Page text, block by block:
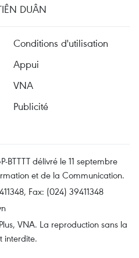
DUÂN
Conditions d'utilisation
Appui
VNA
Publicité
BTTTT délivré le 11 septembre
et de la Communication.
Fax: (024) 39411348
VNA. La reproduction sans la
interdite.